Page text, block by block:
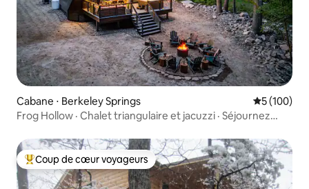
Cabane ⋅ Berkeley Springs Évaluation
5 (100)
Frog Hollow · Chalet triangulaire et jacuzzi · Séjournez
Coups de cœur voyageurs les plus appréciés
Coup de cœur voyageurs